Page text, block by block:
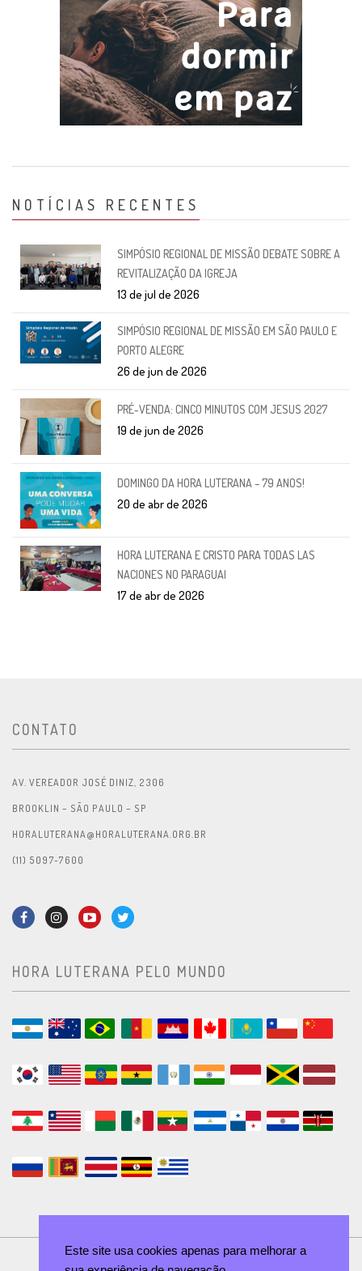
NOTÍCIAS RECENTES
SIMPÓSIO REGIONAL DE MISSÃO DEBATE SOBRE A
REVITALIZAÇÃO DA IGREJA
13 de jul de 2026
SIMPÓSIO REGIONAL DE MISSÃO EM SÃO PAULO E
PORTO ALEGRE
26 de jun de 2026
PRÉ-VENDA: CINCO MINUTOS COM JESUS 2027
19 de jun de 2026
DOMINGO DA HORA LUTERANA – 79 ANOS!
20 de abr de 2026
HORA LUTERANA E CRISTO PARA TODAS LAS
NACIONES NO PARAGUAI
17 de abr de 2026
CONTATO
AV. VEREADOR JOSÉ DINIZ, 2306
BROOKLIN – SÃO PAULO – SP
HORALUTERANA@HORALUTERANA.ORG.BR
(11) 5097-7600
HORA LUTERANA PELO MUNDO
Este site usa cookies apenas para melhorar a